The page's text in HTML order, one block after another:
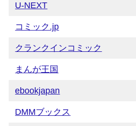
U-NEXT
コミック.jp
クランクインコミック
まんが王国
ebookjapan
DMMブックス